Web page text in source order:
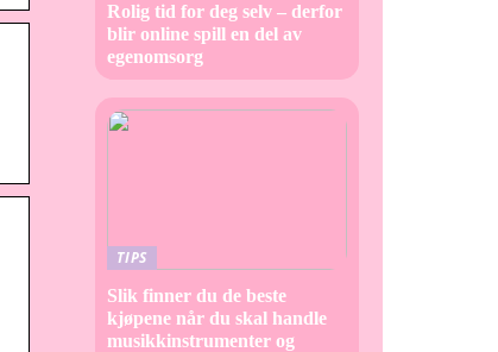
Rolig tid for deg selv – derfor
blir online spill en del av
egenomsorg
TIPS
Slik finner du de beste
kjøpene når du skal handle
musikkinstrumenter og